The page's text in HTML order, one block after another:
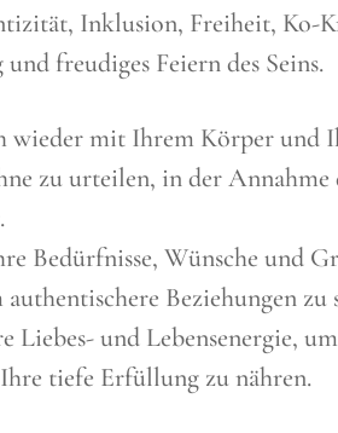
Inklusion, Freiheit, Ko-
freudiges Feiern des Seins.
wieder mit Ihrem Körper und
zu urteilen, in der Annahme
Bedürfnisse, Wünsche und
Beziehungen zu
Liebes- und Lebensenergie,
tiefe Erfüllung zu nähren.